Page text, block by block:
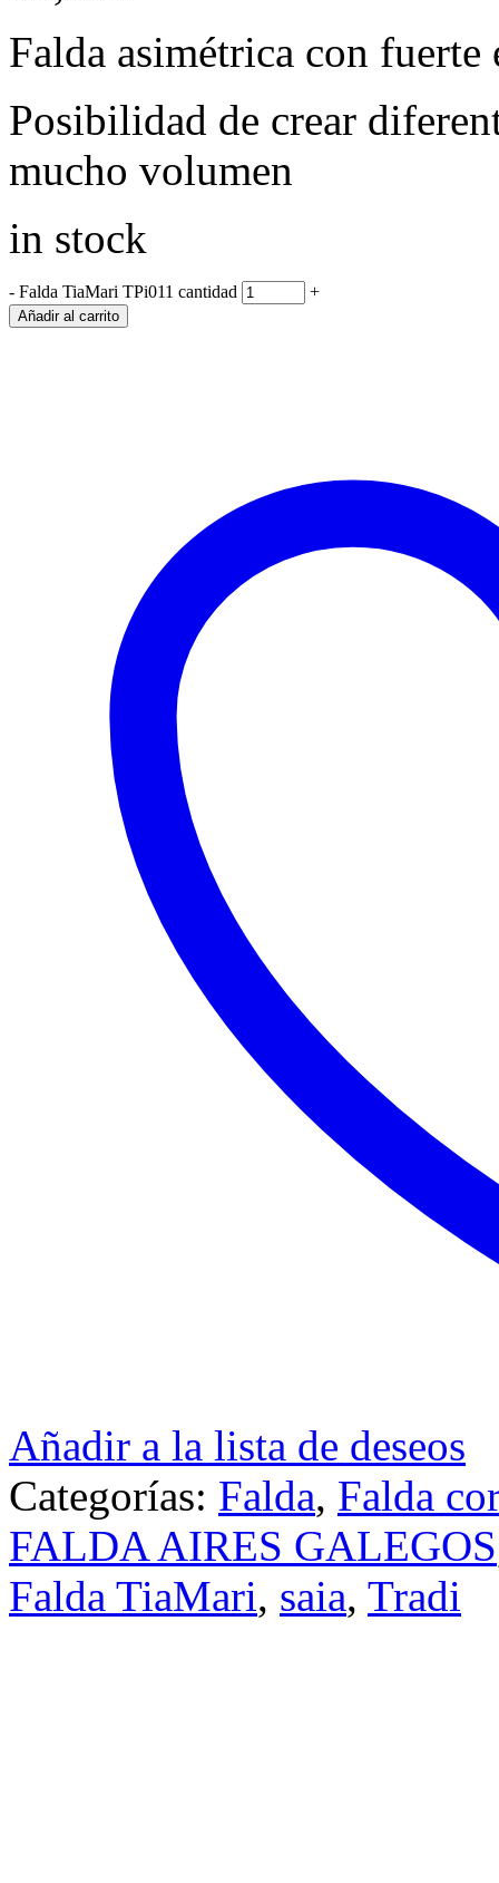
Falda asimétrica con
Posibilidad de crear
mucho volumen
in stock
- Falda TiaMari TPi011 cantidad +
Añadir al carrito
Añadir a la lista de deseos
Categorías: Falda, Falda
FALDA AIRES GALEGOS
Falda TiaMari, saia, Tradi